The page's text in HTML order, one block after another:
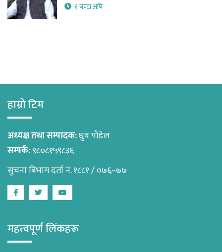
१ घण्टा अघि
हाम्रो टिम
अध्यक्ष तथा सम्पादक:ध्रुव पौडेल
सम्पर्क:९८०८१५९८३६
सुचना बिभाग दर्ता नं. १८८१ / ०७६–७७
FacebookTwitterYoutube
महत्वपूर्ण लिंकहरू